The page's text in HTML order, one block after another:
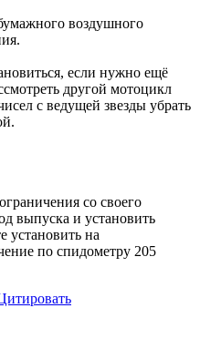
го воздушного
если нужно ещё
другой мотоцикл
с ведущей звезды убрать
со своего
выпуска и установить
установить на
по спидометру 205